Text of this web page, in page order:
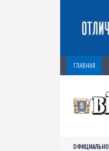
ГЛАВНАЯ
ОФИЦИАЛЬНО